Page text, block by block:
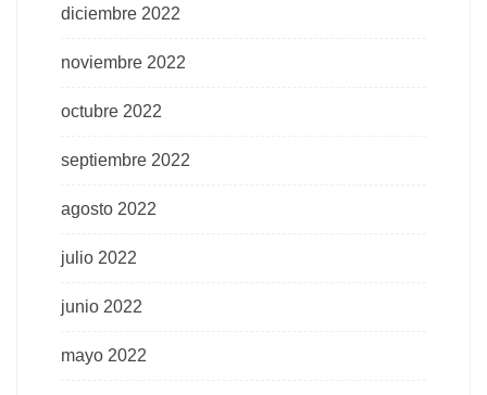
diciembre 2022
noviembre 2022
octubre 2022
septiembre 2022
agosto 2022
julio 2022
junio 2022
mayo 2022